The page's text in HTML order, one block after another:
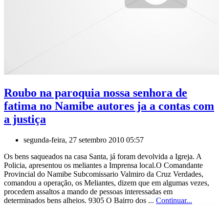
Roubo na paroquia nossa senhora de
fatima no Namibe autores ja a contas com
a justiça
segunda-feira, 27 setembro 2010 05:57
Os bens saqueados na casa Santa, já foram devolvida a Igreja. A
Policia, apresentou os meliantes a Imprensa local.O Comandante
Provincial do Namibe Subcomissario Valmiro da Cruz Verdades,
comandou a operação, os Meliantes, dizem que em algumas vezes,
procedem assaltos a mando de pessoas interessadas em
determinados bens alheios. 9305 O Bairro dos ... Continuar...